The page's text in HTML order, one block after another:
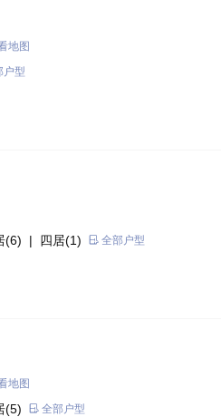
地图
户型
(6) | 四居(1) 全部户型
地图
(5) 全部户型